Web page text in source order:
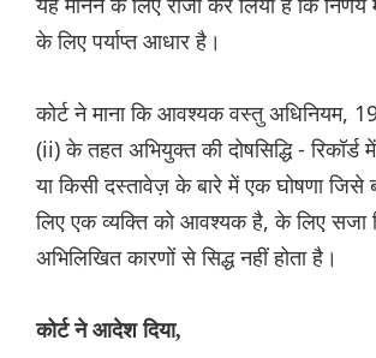
के लिए पर्याप्त आधार है।
कोर्ट ने माना कि आवश्यक वस्तु अधिनियम,
(ii) के तहत अभियुक्त की दोषसिद्धि -
या किसी दस्तावेज़ के बारे में एक घोषणा
लिए एक व्यक्ति को आवश्यक है, के लिए सजा
अभिलिखित कारणों से सिद्ध नहीं होता है।
कोर्ट ने आदेश दिया,